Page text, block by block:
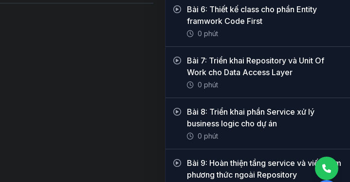
Bài 6: Thiết kế class cho phần Entity
framwork Code First
0 phút
Bài 7: Triển khai Repository và Unit Of
Work cho Data Access Layer
0 phút
Bài 8: Triển khai phần Service xử lý
business logic cho dự án
0 phút
Bài 9: Hoàn thiện tầng service và viết thêm
phương thức ngoài Repository